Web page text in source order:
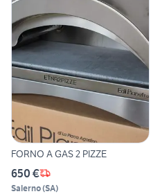
FORNO A GAS 2 PIZZE
650 €
Salerno(SA)